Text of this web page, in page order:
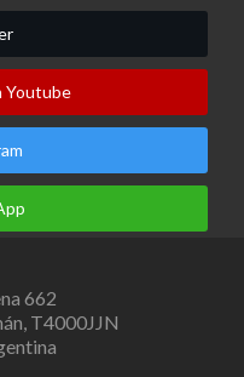
Youtube
662
T4000JJN